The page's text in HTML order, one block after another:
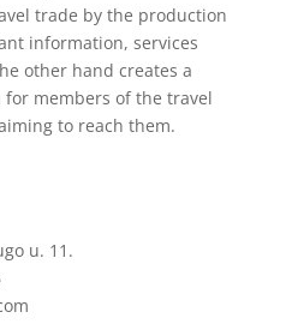
trade by the production
information, services
other hand creates a
members of the travel
to reach them.
u. 11.